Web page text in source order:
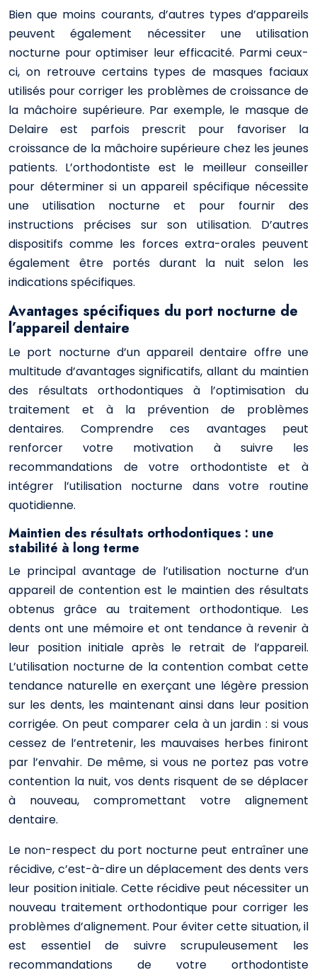
Bien que moins courants, d’autres types d’appareils
peuvent également nécessiter une utilisation
nocturne pour optimiser leur efficacité. Parmi ceux-
ci, on retrouve certains types de masques faciaux
utilisés pour corriger les problèmes de croissance de
la mâchoire supérieure. Par exemple, le masque de
Delaire est parfois prescrit pour favoriser la
croissance de la mâchoire supérieure chez les jeunes
patients. L’orthodontiste est le meilleur conseiller
pour déterminer si un appareil spécifique nécessite
une utilisation nocturne et pour fournir des
instructions précises sur son utilisation. D’autres
dispositifs comme les forces extra-orales peuvent
également être portés durant la nuit selon les
indications spécifiques.
Avantages spécifiques du port nocturne de
l’appareil dentaire
Le port nocturne d’un appareil dentaire offre une
multitude d’avantages significatifs, allant du maintien
des résultats orthodontiques à l’optimisation du
traitement et à la prévention de problèmes
dentaires. Comprendre ces avantages peut
renforcer votre motivation à suivre les
recommandations de votre orthodontiste et à
intégrer l’utilisation nocturne dans votre routine
quotidienne.
Maintien des résultats orthodontiques : une
stabilité à long terme
Le principal avantage de l’utilisation nocturne d’un
appareil de contention est le maintien des résultats
obtenus grâce au traitement orthodontique. Les
dents ont une mémoire et ont tendance à revenir à
leur position initiale après le retrait de l’appareil.
L’utilisation nocturne de la contention combat cette
tendance naturelle en exerçant une légère pression
sur les dents, les maintenant ainsi dans leur position
corrigée. On peut comparer cela à un jardin : si vous
cessez de l’entretenir, les mauvaises herbes finiront
par l’envahir. De même, si vous ne portez pas votre
contention la nuit, vos dents risquent de se déplacer
à nouveau, compromettant votre alignement
dentaire.
Le non-respect du port nocturne peut entraîner une
récidive, c’est-à-dire un déplacement des dents vers
leur position initiale. Cette récidive peut nécessiter un
nouveau traitement orthodontique pour corriger les
problèmes d’alignement. Pour éviter cette situation, il
est essentiel de suivre scrupuleusement les
recommandations de votre orthodontiste